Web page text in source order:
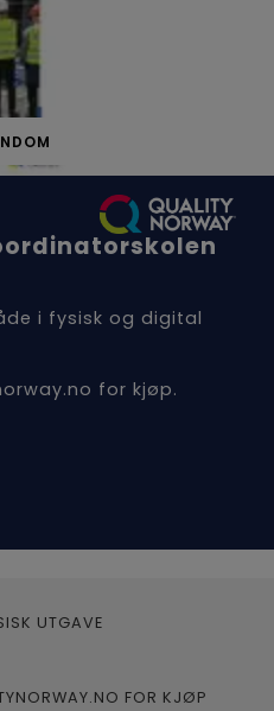
i fysisk og digital
for kjøp.
UTGAVE
FOR KJØP